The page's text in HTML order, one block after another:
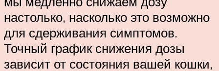
настолько, насколько это возможно
для сдерживания симптомов.
Точный график снижения дозы
зависит от состояния вашей кошки,